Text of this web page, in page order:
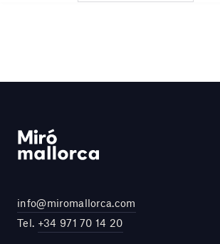
info@miromallorca.com
Tel. +34 971 70 14 20